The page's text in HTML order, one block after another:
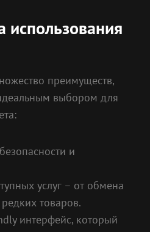
преимуществ,
выбором для
и
услуг – от обмена
товаров.
интерфейс, который